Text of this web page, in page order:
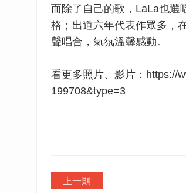
而除了自己的歌，LaLa也選
格；出道六年代表作眾多，
聲唱合，氣氛溫馨感動。
看更多照片、影片：https://
199708&type=3
上一則